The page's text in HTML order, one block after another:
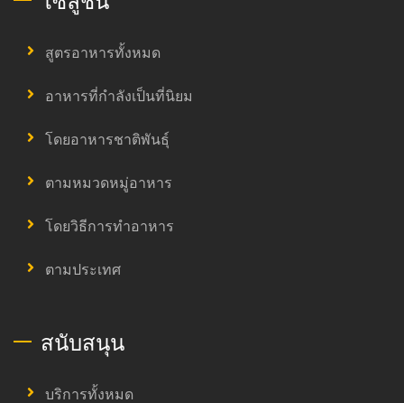
สูตรอาหารทั้งหมด
อาหารที่กำลังเป็นที่นิยม
โดยอาหารชาติพันธุ์
ตามหมวดหมู่อาหาร
โดยวิธีการทำอาหาร
ตามประเทศ
สนับสนุน
บริการทั้งหมด